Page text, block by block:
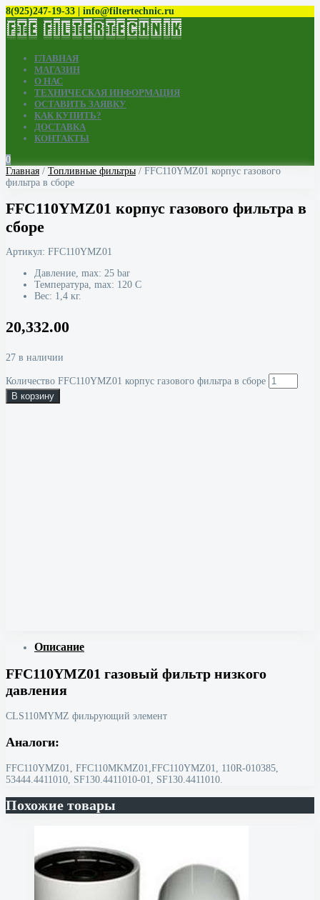
8(925)247-19-33 | info@filtertechnic.ru
ГЛАВНАЯ
МАГАЗИН
О НАС
ТЕХНИЧЕСКАЯ ИНФОРМАЦИЯ
ОСТАВИТЬ ЗАЯВКУ
КАК КУПИТЬ?
ДОСТАВКА
КОНТАКТЫ
0
Главная / Топливные фильтры / FFC110YMZ01 корпус газового
фильтра в сборе
FFC110YMZ01 корпус газового фильтра в
сборе
Артикул: FFC110YMZ01
Давление, max: 25 bar
Температура, max: 120 С
Вес: 1,4 кг.
20,332.00
27 в наличии
Количество FFC110YMZ01 корпус газового фильтра в сборе
В корзину
Описание
FFC110YMZ01 газовый фильтр низкого
давления
CLS110MYMZ фильрующий элемент
Аналоги:
FFC110YMZ01, FFC110MKMZ01,FFC110YMZ01, 110R-010385,
53444.4411010, SF130.4411010-01, SF130.4411010.
Похожие товары